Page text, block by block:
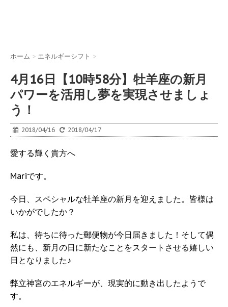
ホーム > エネルギーシフト >
4月16日【10時58分】牡羊座の新月
パワーを活用し夢を実現させましょ
う！
2018/04/16 2018/04/17
愛する輝く貴方へ
Mariです。
今日、スペシャルな牡羊座の新月を迎えました。皆様は
いかがでしたか？
私は、待ちに待った郵便物が今日届きました！そして偶
然にも、新月の日に新たなことをスタートさせる嬉しい
日となりました♪
弊立神宮のエネルギーが、現実的に動き出したようで
す。